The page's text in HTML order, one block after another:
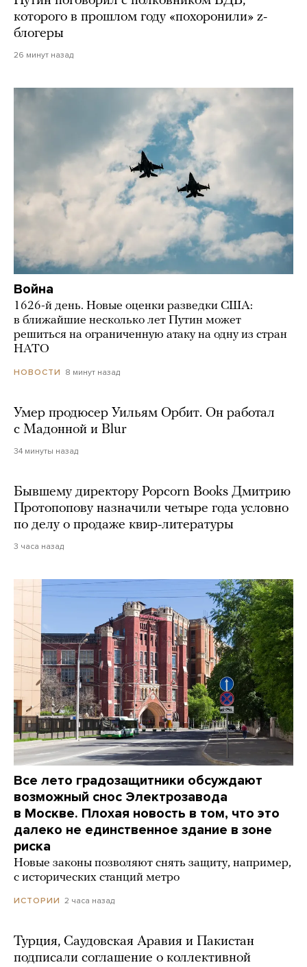
которого в прошлом году «похоронили» z-
блогеры
26 минут назад
Война
1626-й день. Новые оценки разведки США:
в ближайшие несколько лет Путин может
решиться на ограниченную атаку на одну из стран
НАТО
НОВОСТИ 8 минут назад
Умер продюсер Уильям Орбит. Он работал
с Мадонной и Blur
34 минуты назад
Бывшему директору Popcorn Books Дмитрию
Протопопову назначили четыре года условно
по делу о продаже квир-литературы
3 часа назад
Все лето градозащитники обсуждают
возможный снос Электрозавода
в Москве. Плохая новость в том, что это
далеко не единственное здание в зоне
риска
Новые законы позволяют снять защиту, например,
с исторических станций метро
ИСТОРИИ 2 часа назад
Турция, Саудовская Аравия и Пакистан
подписали соглашение о коллективной